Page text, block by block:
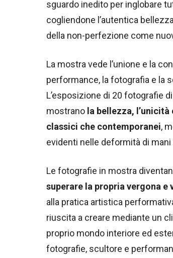
sguardo inedito per inglobare
cogliendone l’autentica
della non-perfezione come
La mostra vede l’unione e la
performance, la fotografia e la
L’esposizione di 20 fotografie
mostrano la bellezza,
classici che contemporanei,
evidenti nelle deformità di
Le fotografie in mostra
superare la propria vergona e
alla pratica artistica
riuscita a creare mediante un
proprio mondo interiore ed
fotografie, scultore e